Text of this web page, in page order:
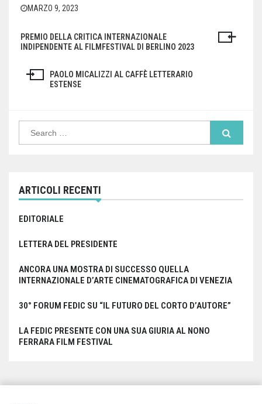
MARZO 9, 2023
Navigazione
PREMIO DELLA CRITICA INTERNAZIONALE
INDIPENDENTE AL FILMFESTIVAL DI BERLINO 2023
PAOLO MICALIZZI AL CAFFÈ LETTERARIO
ESTENSE
ARTICOLI RECENTI
EDITORIALE
LETTERA DEL PRESIDENTE
ANCORA UNA MOSTRA DI SUCCESSO QUELLA
INTERNAZIONALE D’ARTE CINEMATOGRAFICA DI VENEZIA
30° FORUM FEDIC SU “IL FUTURO DEL CORTO D’AUTORE”
LA FEDIC PRESENTE CON UNA SUA GIURIA AL NONO
FERRARA FILM FESTIVAL